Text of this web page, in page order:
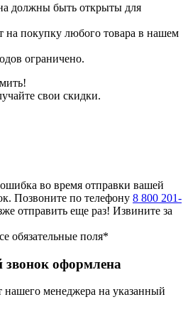
должны быть открыты для
на покупку любого товара в нашем
ограничено.
свои скидки.
во время отправки вашей
Позвоните по телефону 8 800 201-
отправить еще раз! Извините за
обязательные поля*
звонок оформлена
нашего менеджера на указанный